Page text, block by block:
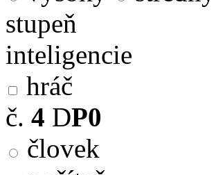
stupeň
inteligencie
hráč
č. 4 DP0
človek